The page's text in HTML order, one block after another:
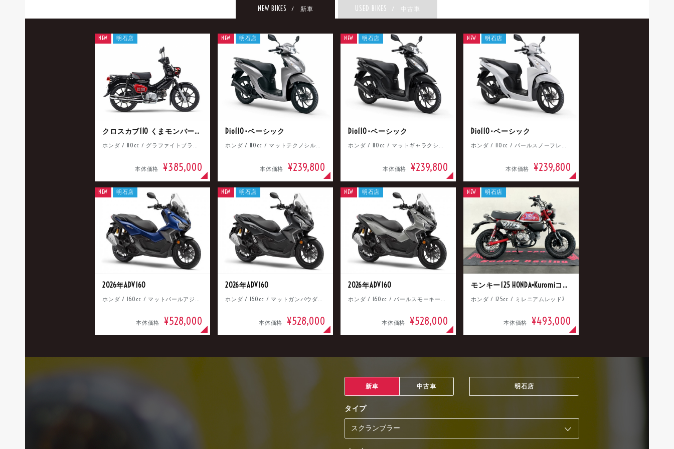
NEW BIKES / 新車 USED BIKES / 中古車
クロスカブ110 くまモンバージョン
ホンダ / 110cc / グラファイトブラック
本体価格 ¥385,000
NEW 明石店
Dio110･ベーシック
ホンダ / 110cc / マットテクノシルバーメタリック
本体価格 ¥239,800
NEW 明石店
Dio110･ベーシック
ホンダ / 110cc / マットギャラクシーブラックメタリック
本体価格 ¥239,800
NEW 明石店
Dio110･ベーシック
ホンダ / 110cc / パールスノーフレークホワイト
本体価格 ¥239,800
NEW 明石店
2026年ADV160
ホンダ / 160cc / マットパールアジャイルブルー
本体価格 ¥528,000
NEW 明石店
2026年ADV160
ホンダ / 160cc / マットガンパウダーブラックメタリック
本体価格 ¥528,000
NEW 明石店
2026年ADV160
ホンダ / 160cc / パールスモーキーグレー
本体価格 ¥528,000
NEW 明石店
モンキー125 HONDA×Kuromiコラボ
ホンダ / 125cc / ミレニアムレッド2
本体価格 ¥493,000
NEW 明石店
新車 中古車 明石店
タイプ